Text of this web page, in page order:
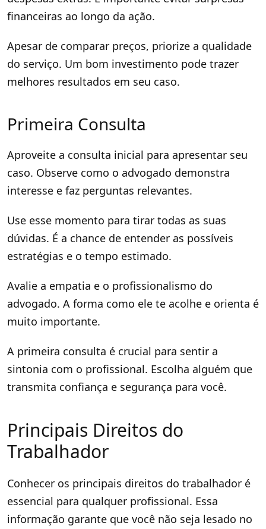
financeiras ao longo da ação.
Apesar de comparar preços, priorize a qualidade
do serviço. Um bom investimento pode trazer
melhores resultados em seu caso.
Primeira Consulta
Aproveite a consulta inicial para apresentar seu
caso. Observe como o advogado demonstra
interesse e faz perguntas relevantes.
Use esse momento para tirar todas as suas
dúvidas. É a chance de entender as possíveis
estratégias e o tempo estimado.
Avalie a empatia e o profissionalismo do
advogado. A forma como ele te acolhe e orienta é
muito importante.
A primeira consulta é crucial para sentir a
sintonia com o profissional. Escolha alguém que
transmita confiança e segurança para você.
Principais Direitos do
Trabalhador
Conhecer os principais direitos do trabalhador é
essencial para qualquer profissional. Essa
informação garante que você não seja lesado no